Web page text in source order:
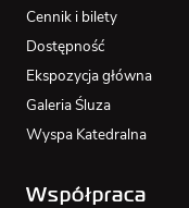
Cennik i bilety
Dostępność
Ekspozycja główna
Galeria Śluza
Wyspa Katedralna
Współpraca